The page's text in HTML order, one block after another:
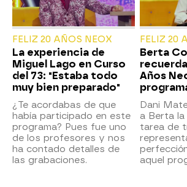
FELIZ 20 AÑOS NEOX
La experiencia de
Miguel Lago en Curso
del 73: "Estaba todo
muy bien preparado"
¿Te acordabas de que
había participado en este
programa? Pues fue uno
de los profesores y nos
ha contado detalles de
las grabaciones.
FELIZ 20
Berta
Años
Dani
a Berta
tarea de
aquel